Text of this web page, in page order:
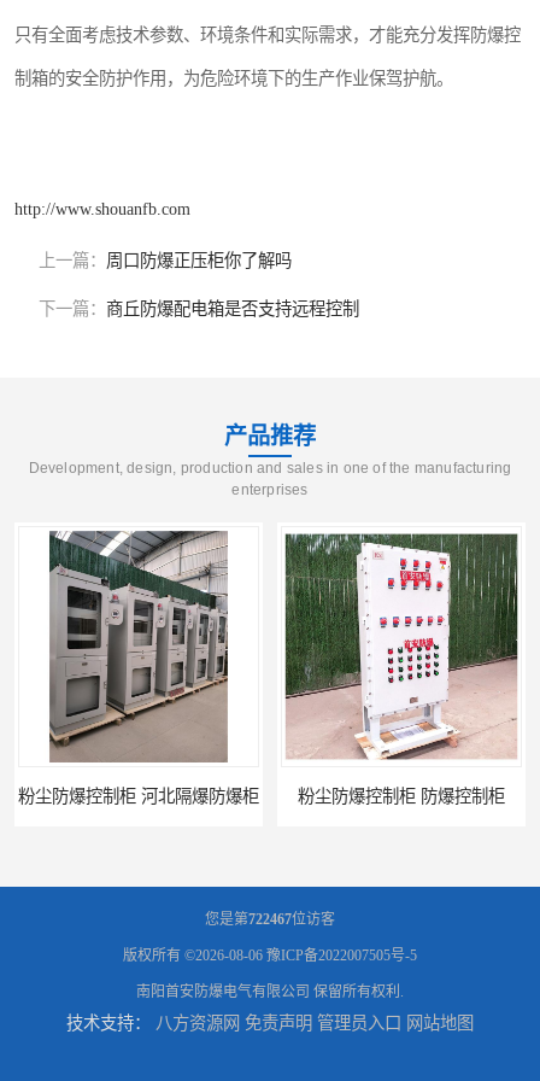
只有全面考虑技术参数、环境条件和实际需求，才能充分发挥防爆控
制箱的安全防护作用，为危险环境下的生产作业保驾护航。
http://www.shouanfb.com
上一篇： 周口防爆正压柜你了解吗
下一篇： 商丘防爆配电箱是否支持远程控制
产品推荐
Development, design, production and sales in one of the manufacturing
enterprises
粉尘防爆控制柜 防爆控制柜
您是第722467位访客
版权所有 ©2026-08-06 豫ICP备2022007505号-5
南阳首安防爆电气有限公司 保留所有权利.
技术支持： 八方资源网 免责声明 管理员入口 网站地图